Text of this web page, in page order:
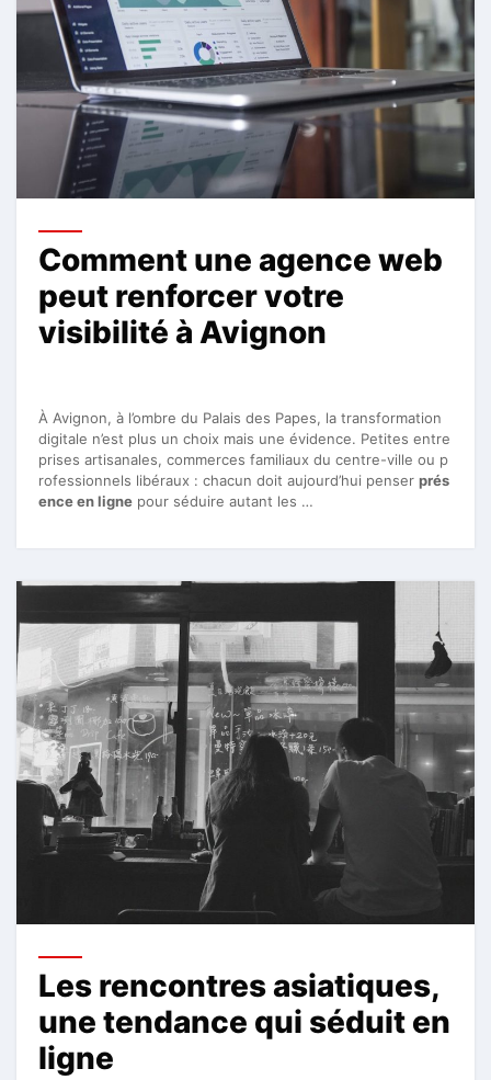
Comment une agence web
peut renforcer votre
visibilité à Avignon
À Avignon, à l’ombre du Palais des Papes, la transformation
digitale n’est plus un choix mais une évidence. Petites entre
prises artisanales, commerces familiaux du centre-ville ou p
rofessionnels libéraux : chacun doit aujourd’hui penser prés
ence en ligne pour séduire autant les …
Les rencontres asiatiques,
une tendance qui séduit en
ligne